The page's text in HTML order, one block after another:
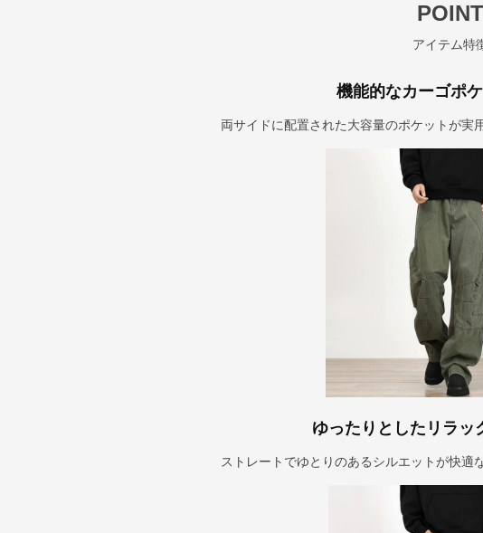
POINT
アイテム特
機能的なカーゴポ
両サイドに配置された大容量のポケットが実
ゆったりとしたリラッ
ストレートでゆとりのあるシルエットが快適